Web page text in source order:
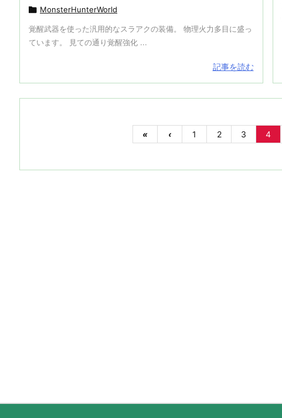
 MonsterHunterWorld
覚醒武器を使った汎用的なスラアクの装備。 物理火力多目に盛っ
ています。 見ての通り覚醒強化 ...
記事を読む
« ‹ 1 2 3 4